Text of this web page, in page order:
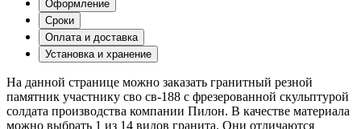
Оформление
Сроки
Оплата и доставка
Установка и хранение
На данной странице можно заказать гранитный резной
памятник участнику сво св-188 с фрезерованной скульптурой
солдата производства компании Пилон. В качестве материала
можно выбрать 1 из 14 видов гранита. Они отличаются